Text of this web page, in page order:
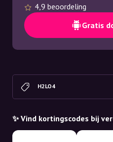
4,9 beoordeling
Gratis
H2LO4
✨ Vind kortingscodes bij